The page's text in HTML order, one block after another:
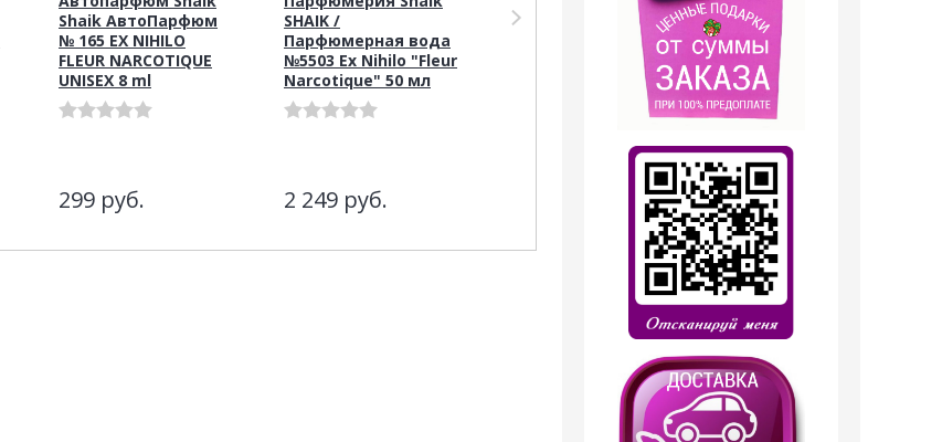
Shaik АвтоПарфюм
№ 165 EX NIHILO
FLEUR NARCOTIQUE
UNISEX 8 ml
299 руб.
SHAIK /
Парфюмерная вода
№5503 Ex Nihilo "Fleur
Narcotique" 50 мл
2 249 руб.
Shaik
Аромадиффузор с
палочками Shaik 165
Narcotique 100 ml
Silvana U105 Ex Nihilo
Fleur Narcotique 50
мл
1 099